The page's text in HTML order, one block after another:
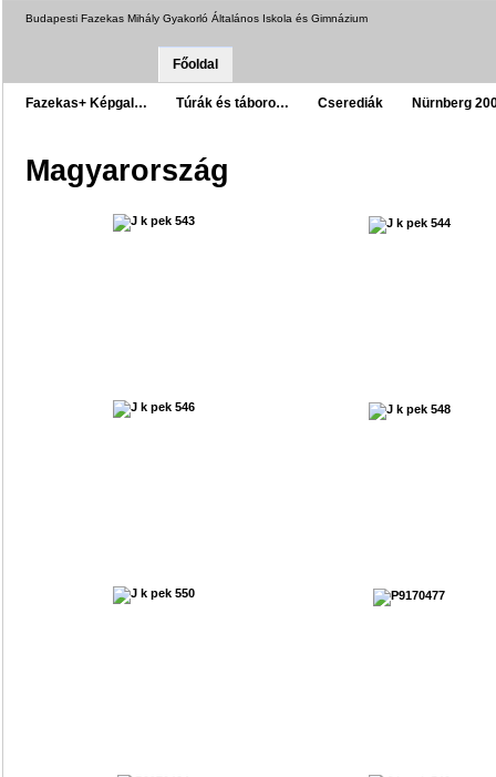
Budapesti Fazekas Mihály Gyakorló Általános Iskola és Gimnázium
Főoldal
Fazekas+ Képgal… Túrák és táboro… Cserediák Nürnberg
Magyarország